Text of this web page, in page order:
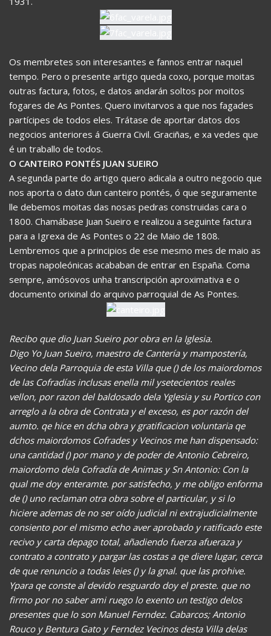
Os membretes son interesantes e fannos entrar naquel
tempo. Pero o presente artigo queda coxo, porque moitas
outras factura, fotos, e datos andarán soltos por moitos
fogares de As Pontes. Quero invitarvos a que nos fagades
partícipes de todos eles. Trátase de aportar datos dos
negocios anteriores á Guerra Civil. Graciñas, e xa vedes que
é un traballo de todos.
O CANTEIRO PONTÉS JUAN SUEIRO
A segunda parte do artigo quero adicala a outro negocio que
nos aporta o dato dun canteiro pontés, ó que seguramente
lle debemos moitas das nosas pedras construidas cara o
1800. Chamábase Juan Sueiro e realizou a seguinte factura
para a Igrexa de As Pontes o 22 de Maio de 1808.
Lembremos que a principios de ese mesmo mes de maio as
tropas napoleónicas acababan de entrar en España. Coma
sempre, amósovos unha transcripción aproximativa e o
documento orixinal do arquivo parroquial de As Pontes.
Recibo que dio Juan Sueiro por obra en la Iglesia.
Digo Yo Juan Sueiro, maestro de Cantería y mampostería,
Vecino dela Parroquia de esta Villa que () de los maiordomos
de las Cofradías inclusas enella mil ysetecientos reales
vellon, por razon del baldosado dela Yglesia y su Portico con
arreglo a la obra de Contrata y el exceso, es por razón del
aumto. qe hice en dcha obra y gratificacion voluntaria qe
dchos maiordomos Cofrades y Vecinos me han dispensado:
una cantidad () por mano y de poder de Antonio Cebreiro,
maiordomo dela Cofradía de Animas y Sn Antonio: Con la
qual me doy enteramte. por satisfecho, y me obligo enforma
de () uno reclaman otra obra sobre el particular, y si lo
hiciere ademas de no ser oído judicial ni extrajudicialmente
consiento por el mismo echo aver aprobado y ratificado este
recivo y carta depago total, añadiendo fuerza afueraza y
contrato a contrato y pargar las costas a qe diere lugar, cerca
de que renuncio a todas leies () y la gnal. que las prohive.
Ypara qe conste al devido resguardo doy el preste. que no
firmo por no saber ami ruego lo exento un testigo delos
presentes que lo son Manuel Ferndez. Cabarcos; Antonio
Rouco y Bentura Gato y Ferndez Vecinos desta Villa delas